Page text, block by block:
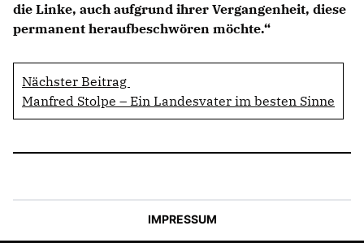
die Linke, auch aufgrund ihrer Vergangenheit, diese
permanent heraufbeschwören möchte.“
Nächster Beitrag
Manfred Stolpe – Ein Landesvater im besten Sinne
IMPRESSUM